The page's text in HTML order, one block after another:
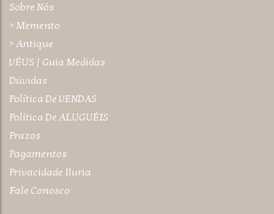
Sobre Nós
> Memento
> Antique
VÉUS | Guia Medidas
Dúvidas
Política De VENDAS
Política De ALUGUÉIS
Prazos
Pagamentos
Privacidade Iluria
Fale Conosco